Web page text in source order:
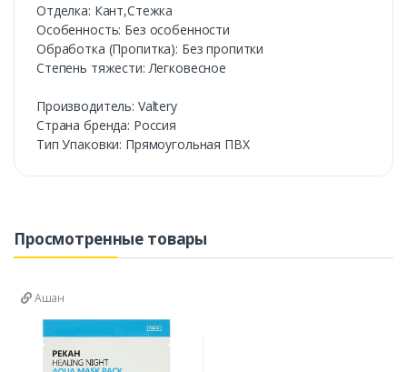
Отделка: Кант,Стежка
Особенность: Без особенности
Обработка (Пропитка): Без пропитки
Степень тяжести: Легковесное
Производитель: Valtery
Страна бренда: Россия
Тип Упаковки: Прямоугольная ПВХ
Просмотренные товары
Ашан